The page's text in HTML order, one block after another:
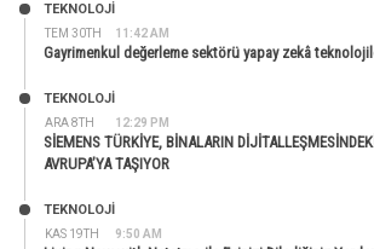
TEM 30TH 11:42 AM
TEKNOLOJİ
Gayrimenkul değerleme sektörü yapay zekâ
ARA 8TH 12:29 PM
TEKNOLOJİ
SİEMENS TÜRKİYE, BİNALARIN
AVRUPA’YA TAŞIYOR
KAS 19TH 9:50 AM
TEKNOLOJİ